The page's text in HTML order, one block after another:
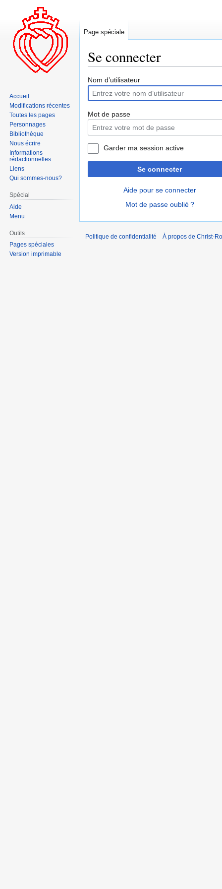
Se connecter
Aller
la
navigation
Aller
la
recherche
Nom d’utilisateur
Mot de passe
Garder ma session active
Se connecter
Aide pour se connecter
Mot de passe oublié ?
Page spéciale
Accueil
Modifications récentes
Toutes les pages
Personnages
Bibliothèque
Nous écrire
Informations
rédactionnelles
Liens
Qui sommes-nous?
Spécial
Aide
Menu
Outils
Pages spéciales
Version imprimable
Politique de confidentialité À propos de Christ-